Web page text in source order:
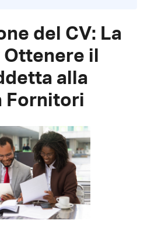
del CV: La
il
alla
Fornitori